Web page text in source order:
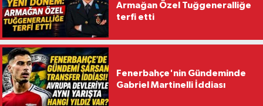
Armağan Özel Tuğgeneralliğe
terfi etti
Fenerbahçe'nin Gündeminde
Gabriel Martinelli İddiası